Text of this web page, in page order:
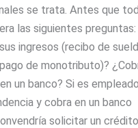
se trata. Antes que
las siguientes
ingresos (recibo de
de monotributo)?
un banco? Si es
y cobra en un banco
solicitar un